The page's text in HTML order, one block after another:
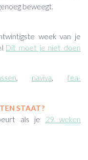
beweegt.
week van je
Dit moet je niet doen
, naviva, fea-
STAAT?
als je 29 weken